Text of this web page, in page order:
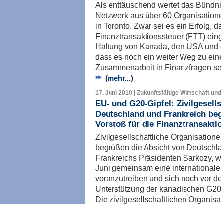
Als enttäuschend wertet das
Netzwerk aus über 60
in Toronto. Zwar sei es ein Erfolg,
Finanztransaktionssteuer (FTT)
Haltung von Kanada, den USA
dass es noch ein weiter Weg zu
Zusammenarbeit in Finanzfragen
(mehr...)
17. Juni 2010 | Zukunftsfähige Wirtschaft
EU- und G20-Gipfel:
Deutschland und Frankreich
Vorstoß für die
Zivilgesellschaftliche
begrüßen die Absicht von
Frankreichs Präsidenten Sarkozy,
Juni gemeinsam eine
voranzutreiben und sich noch vor
Unterstützung der kanadischen
Die zivilgesellschaftlichen